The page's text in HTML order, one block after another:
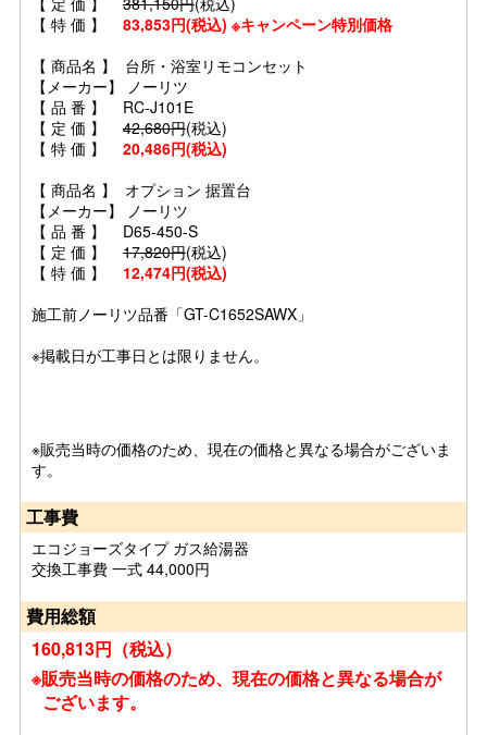
【 特 価 】 83,853円(税込) ※キャンペーン特別価格
【 商品名 】 台所・浴室リモコンセット
【メーカー】 ノーリツ
【 品 番 】 RC-J101E
【 定 価 】 42,680円(税込)
【 特 価 】 20,486円(税込)
【 商品名 】 オプション 据置台
【メーカー】 ノーリツ
【 品 番 】 D65-450-S
【 定 価 】 17,820円(税込)
【 特 価 】 12,474円(税込)
施工前ノーリツ品番「GT-C1652SAWX」
※掲載日が工事日とは限りません。
※販売当時の価格のため、現在の価格と異なる場合がございま
す。
工事費
エコジョーズタイプ ガス給湯器
交換工事費 一式 44,000円
費用総額
160,813円（税込）
※販売当時の価格のため、現在の価格と異なる場合が
ございます。